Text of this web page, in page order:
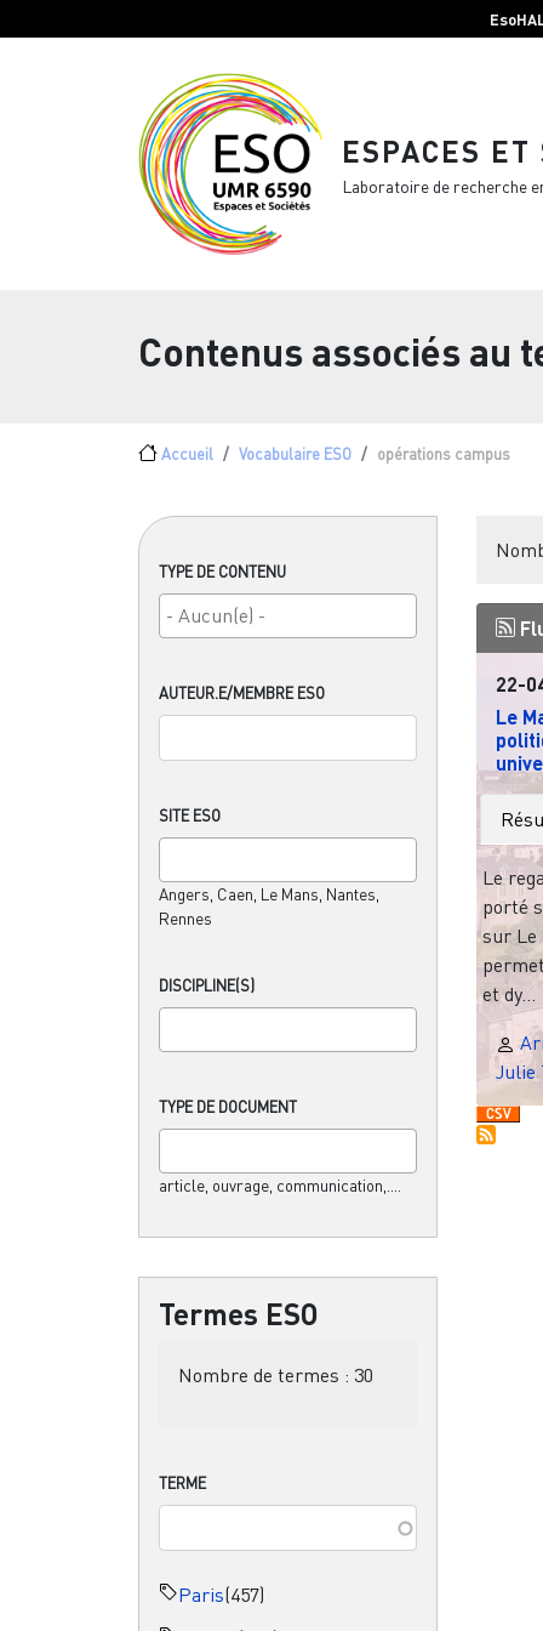
ESPACES ET
Laboratoire de recherche
Contenus associés au
Fil d'Ariane
Accueil Vocabulaire ESO opérations campus
TYPE DE CONTENU
AUTEUR.E/MEMBRE ESO
SITE ESO
Angers, Caen, Le Mans, Nantes,
Rennes
DISCIPLINE(S)
TYPE DE DOCUMENT
article, ouvrage, communication,....
Termes ESO
Nombre de termes : 30
TERME
Paris(457)
22-
Le
Le
porté
sur Le
et dy...
Julie